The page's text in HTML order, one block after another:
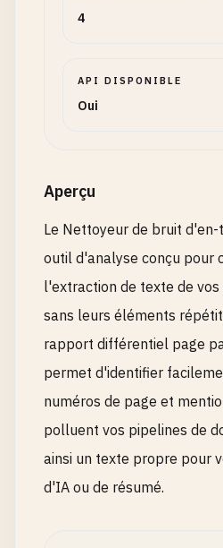
4
API DISPONIBLE
Oui
Aperçu
Le Nettoyeur de bruit
outil d'analyse conçu pour
l'extraction de texte de
sans leurs éléments
rapport différentiel page
permet d'identifier
numéros de page et
polluent vos pipelines de
ainsi un texte propre pour
d'IA ou de résumé.